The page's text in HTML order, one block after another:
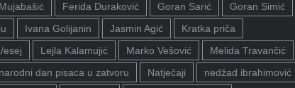
Ferida Duraković Goran Sarić
Goran Simić
Ivana Golijanin Jasmin Agić
Kratka priča
esej
Lejla Kalamujić Marko Vešović
Melida Travančić
dan pisaca u zatvoru
Natječaji
nedžad ibrahimović